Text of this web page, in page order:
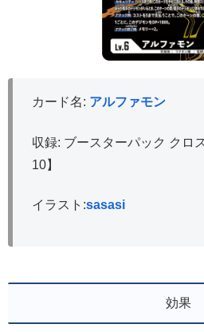
カード名: アルファモン
収録: ブースターパック クロ
10】
イラスト:sasasi
効果